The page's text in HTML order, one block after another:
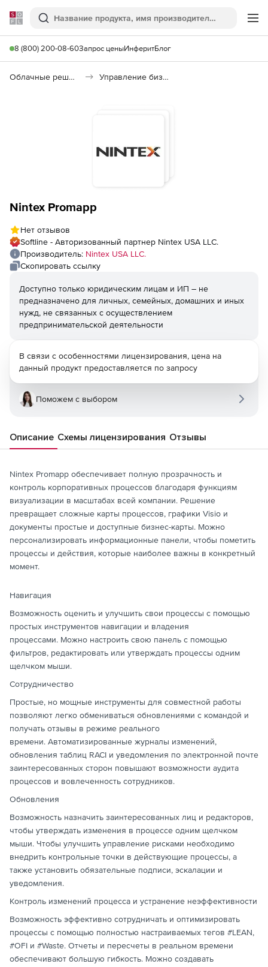
Softline
Поиск
8 (800) 200-08-60Запрос ценыИнферитБлог
Облачные решения (SaaS) Управление бизнесом (SaaS)
Nintex Promapp
Нет отзывов
Softline - Авторизованный партнер Nintex USA LLC.
Производитель: Nintex USA LLC.
Скопировать ссылку
Доступно только юридическим лицам и ИП – не
предназначено для личных, семейных, домашних и иных
нужд, не связанных с осуществлением
предпринимательской деятельности
В связи с особенностями лицензирования, цена на
данный продукт предоставляется по запросу
Поможем с выбором
Описание Схемы лицензирования Отзывы
Nintex Promapp обеспечивает полную прозрачность и
контроль корпоративных процессов благодаря функциям
визуализации в масштабах всей компании. Решение
превращает сложные карты процессов, графики Visio и
документы простые и доступные бизнес-карты. Можно
персонализировать информационные панели, чтобы пометить
процессы и действия, которые наиболее важны в конкретный
момент.
Навигация
Возможность оценить и улучшить свои процессы с помощью
простых инструментов навигации и владения
процессами. Можно настроить свою панель с помощью
фильтров, редактировать или утверждать процессы одним
щелчком мыши.
Сотрудничество
Простые, но мощные инструменты для совместной работы
позволяют легко обмениваться обновлениями с командой и
получать отзывы в режиме реального
времени. Автоматизированные журналы изменений,
обновления таблиц RACI и уведомления по электронной почте
заинтересованных сторон повышают возможности аудита
процессов и вовлеченность сотрудников.
Обновления
Возможность назначить заинтересованных лиц и редакторов,
чтобы утверждать изменения в процессе одним щелчком
мыши. Чтобы улучшить управление рисками необходимо
внедрить контрольные точки в действующие процессы, а
также установить обязательные подписи, эскалации и
уведомления.
Контроль изменений процесса и устранение неэффективности
Возможность эффективно сотрудничать и оптимизировать
процессы с помощью полностью настраиваемых тегов #LEAN,
#OFI и #Waste. Отчеты и пересчеты в реальном времени
обеспечивают большую гибкость. Можно создавать